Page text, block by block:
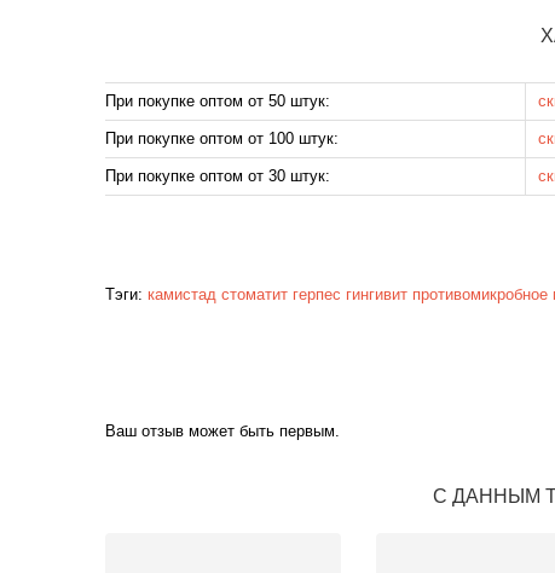
При покупке оптом от 50 штук:
При покупке оптом от 100 штук:
При покупке оптом от 30 штук:
Тэги: камистад стоматит герпес гингивит противомикробное
Ваш отзыв может быть первым.
С ДАННЫМ